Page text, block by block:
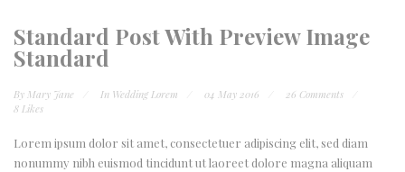
Standard Post With Preview Image
Standard
By Mary Jane In Wedding Lorem 04 May 2016
26 Comments
8 Likes
Lorem ipsum dolor sit amet, consectetuer adipiscing elit, sed diam
nonummy nibh euismod tincidunt ut laoreet dolore magna aliquam